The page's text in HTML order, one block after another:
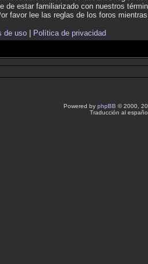
de estar familiarizado con nuestros
favor lee las reglas de los foros mientras
de uso| Política de privacidad
Powered by phpBB © 2000,
Traducción al